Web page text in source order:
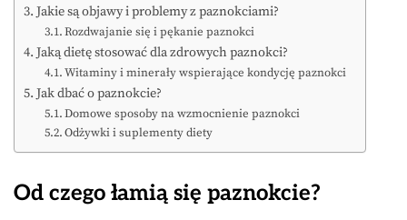
Jakie są objawy i problemy z paznokciami?
Rozdwajanie się i pękanie paznokci
Jaką dietę stosować dla zdrowych paznokci?
Witaminy i minerały wspierające kondycję paznokci
Jak dbać o paznokcie?
Domowe sposoby na wzmocnienie paznokci
Odżywki i suplementy diety
Od czego łamią się paznokcie?